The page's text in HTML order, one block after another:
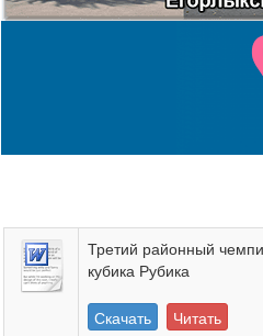
Третий районный
кубика Рубика
Скачать Читать